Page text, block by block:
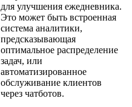
для улучшения ежедневника.
Это может быть встроенная
система аналитики,
предсказывающая
оптимальное распределение
задач, или
автоматизированное
обслуживание клиентов
через чатботов.